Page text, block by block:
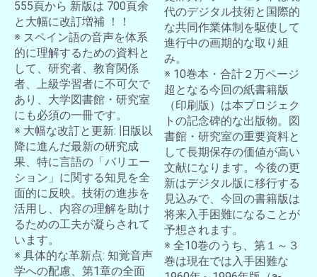
555頁から 新版は 700頁余
と大幅に改訂増補 ！！
※ スペイン語の音声を体系
的に理解するための資料と
して、研究者、教育関係
者、上級学習者に不可欠で
あり、大学図書館・研究室
にも必須の一冊です。
※ 大幅な改訂と更新: 旧版以
降に進んだ最新の研究成
果、特に言語の「バリエー
ション」に関する知見を全
面的に反映。技術の進歩を
活用し、内容の理解を助け
るための工夫が凝らされて
います。
※ 具体的な革新点: 知覚音声
学への配慮、第1章の全面
代のデジタル技術と国際的
な共同作業体制を駆使して
進行中の画期的な取り組
み。
※ 10巻本・合計２万ページ
超となる今回の紙書籍版
（印刷版）は本プロジェク
トの記念碑的な出版物。図
書館・研究室の重要資料と
して長期保存の価値が高い
文献になります。今後の更
新はデジタル版に移行する
見込みで、今回の書籍版は
将来入手困難になることが
予想されます。
※ 全10巻のうち、第１～３
巻は現在では入手困難な